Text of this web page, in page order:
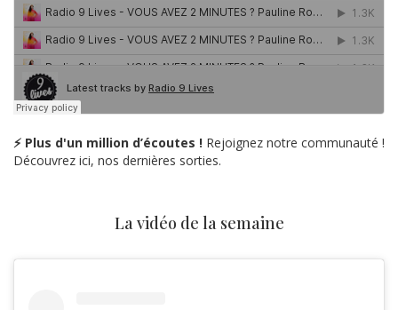
⚡ Plus d'un million d’écoutes ! Rejoignez notre communauté !
Découvrez ici, nos dernières sorties.
La vidéo de la semaine